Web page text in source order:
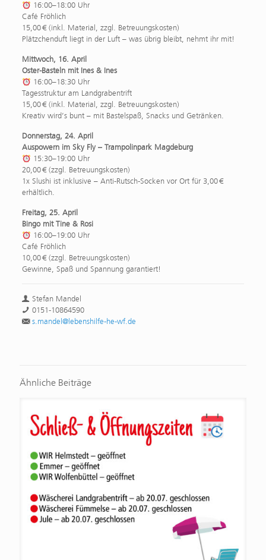
16:00–18:00 Uhr
Café Fröhlich
15,00 € (inkl. Material, zzgl. Betreuungskosten)
Plätzchenduft liegt in der Luft – was übrig bleibt, nehmt ihr mit!
Mittwoch, 16. April
Oster-Basteln mit Ines & Ines
16:00–18:30 Uhr
Tagesstruktur am Landgrabentrift
15,00 € (inkl. Material, zzgl. Betreuungskosten)
Kreativ wird’s bunt – mit Bastelspaß, Snacks und Getränken.
Donnerstag, 24. April
Auspowern im Sky Fly – Trampolinpark Magdeburg
15:30–19:00 Uhr
20,00 € (zzgl. Betreuungskosten)
1x Slushi ist inklusive – Anti-Rutsch-Socken vor Ort für 3,00 €
erhältlich.
Freitag, 25. April
Bingo mit Tine & Rosi
16:00–19:00 Uhr
Café Fröhlich
10,00 € (zzgl. Betreuungskosten)
Gewinne, Spaß und Spannung garantiert!
Stefan Mandel
0151-10864590
s.mandel@lebenshilfe-he-wf.de
Ähnliche Beiträge